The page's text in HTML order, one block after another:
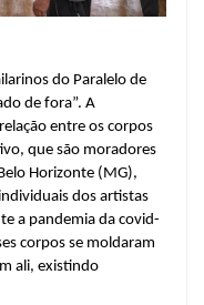
do Paralelo de
de fora”. A
entre os corpos
que são moradores
Horizonte (MG),
dos artistas
a pandemia da covid-
corpos se moldaram
ali, existindo